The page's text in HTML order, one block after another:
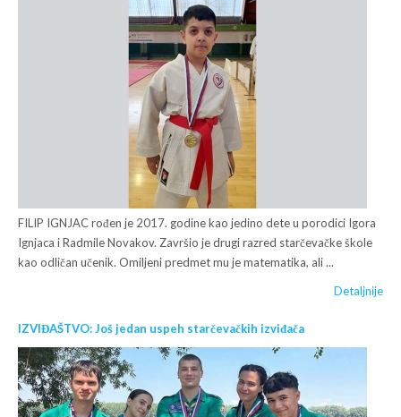
FILIP IGNJAC rođen je 2017. godine kao jedino dete u porodici Igora
Ignjaca i Radmile Novakov. Završio je drugi razred starčevačke škole
kao odličan učenik. Omiljeni predmet mu je matematika, ali ...
Detaljnije
IZVIĐAŠTVO: Još jedan uspeh starčevačkih izviđača